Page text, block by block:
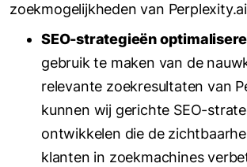
zoekmogelijkheden van
SEO-strategieën
gebruik te maken van de
relevante zoekresultaten van
kunnen wij gerichte SEO-
ontwikkelen die de
klanten in zoekmachines